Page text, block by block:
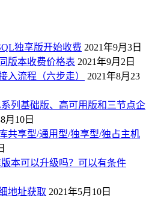
独享版开始收费 2021年9月3日
版本收费价格表 2021年9月2日
入流程（六步走）
2021年8月23
列基础版、高可用版和三节点企
月10日
共享型/通用型/独享型/独占主机
本可以升级吗？可以有条件
地址获取 2021年5月10日